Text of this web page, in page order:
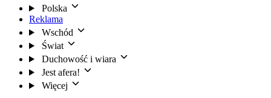
Polska
Reklama
Wschód
Świat
Duchowość i wiara
Jest afera!
Więcej